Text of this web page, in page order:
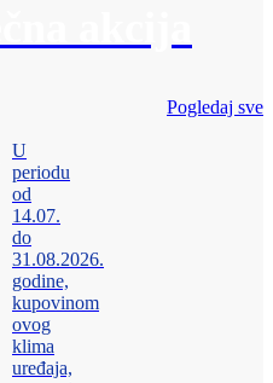
Pogledaj sve
U
periodu
od
14.07.
do
31.08.2026.
godine,
kupovinom
ovog
klima
uređaja,